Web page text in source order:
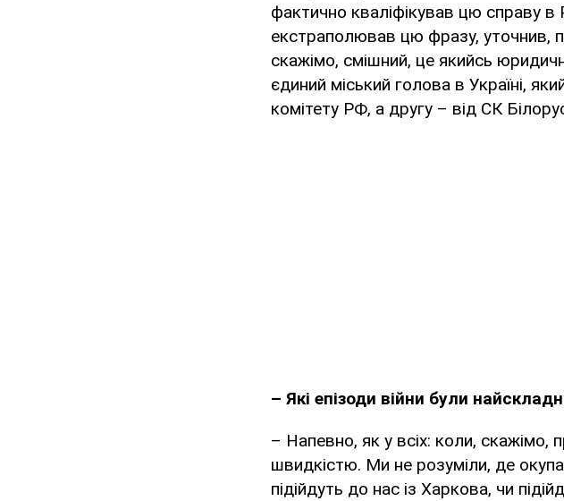
фактично кваліфікував цю справу
екстраполював цю фразу, уточнив,
скажімо, смішний, це якийсь
єдиний міський голова в Україні,
комітету РФ, а другу – від СК
– Які епізоди війни були
– Напевно, як у всіх: коли, скажімо,
швидкістю. Ми не розуміли, де
підійдуть до нас із Харкова, чи